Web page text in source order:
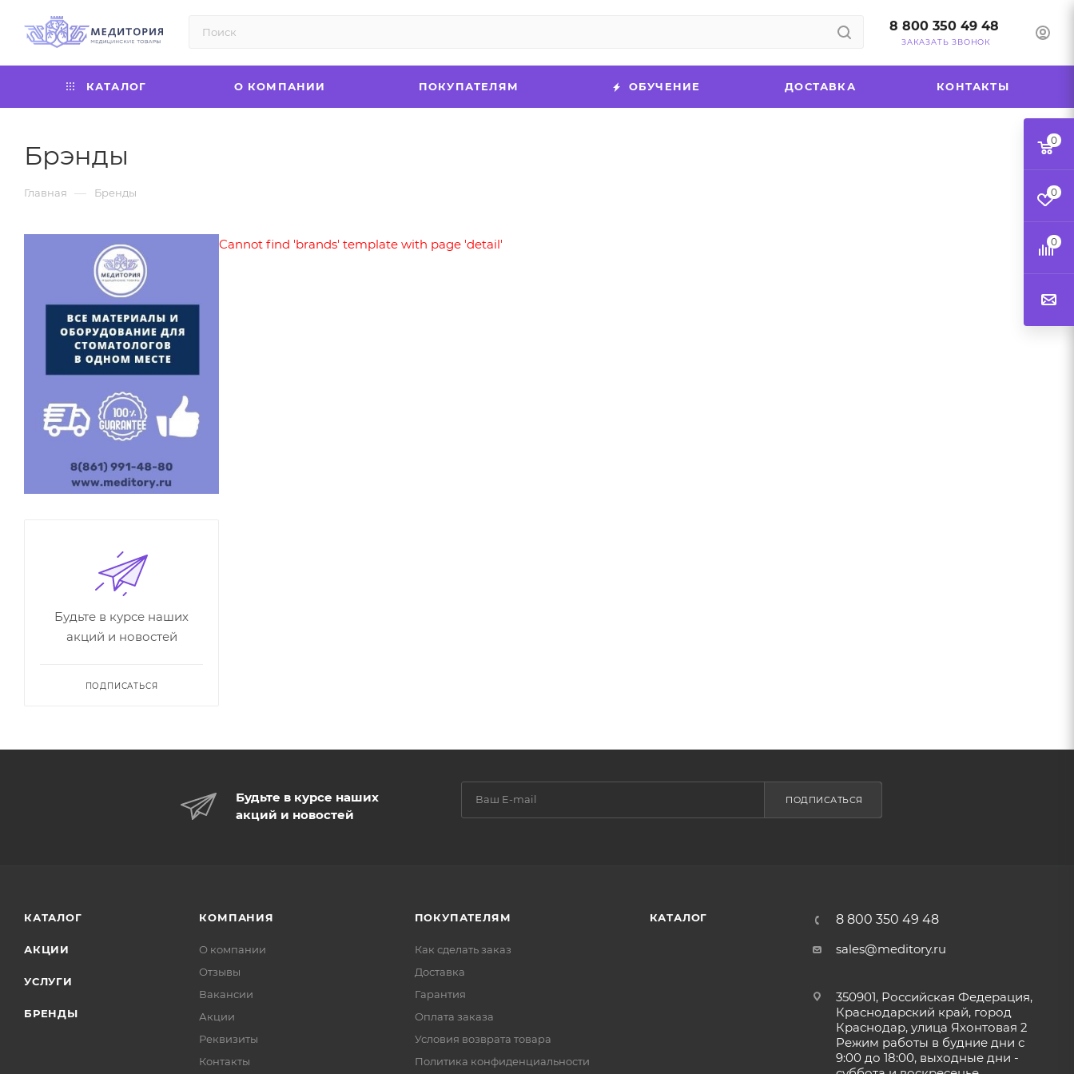
8 800 350 49 48
ЗАКАЗАТЬ ЗВОНОК
КАТАЛОГ О КОМПАНИИ ПОКУПАТЕЛЯМ ОБУЧЕНИЕ ДОСТАВКА КОНТАКТЫ
Брэнды
Главная — Бренды
Cannot find 'brands' template with page 'detail'
Будьте в курсе наших
акций и новостей
ПОДПИСАТЬСЯ
Будьте в курсе наших
акций и новостей
ПОДПИСАТЬСЯ
КАТАЛОГ
АКЦИИ
УСЛУГИ
БРЕНДЫ
КОМПАНИЯ
О компании
Отзывы
Вакансии
Акции
Реквизиты
Контакты
ПОКУПАТЕЛЯМ
Как сделать заказ
Доставка
Гарантия
Оплата заказа
Условия возврата товара
Политика конфиденциальности
КАТАЛОГ
8 800 350 49 48
sales@meditory.ru
350901, Российская Федерация,
Краснодарский край, город
Краснодар, улица Яхонтовая 2
Режим работы в будние дни с
9:00 до 18:00, выходные дни -
0
0
0